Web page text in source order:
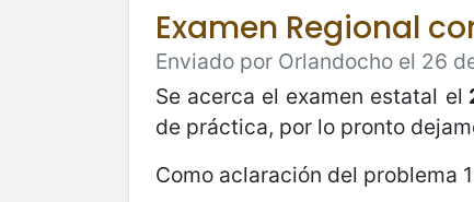
Examen Regional
Enviado por Orlandocho el 26
Se acerca el examen estatal el
de práctica, por lo pronto
Como aclaración del problema